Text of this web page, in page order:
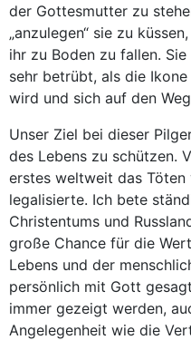
der Gottesmutter zu
„anzulegen“ sie zu
ihr zu Boden zu fallen.
sehr betrübt, als die
wird und sich auf den
Unser Ziel bei dieser
des Lebens zu schützen.
erstes weltweit das
legalisierte. Ich bete
Christentums und
große Chance für die
Lebens und der
persönlich mit Gott
immer gezeigt werden,
Angelegenheit wie die